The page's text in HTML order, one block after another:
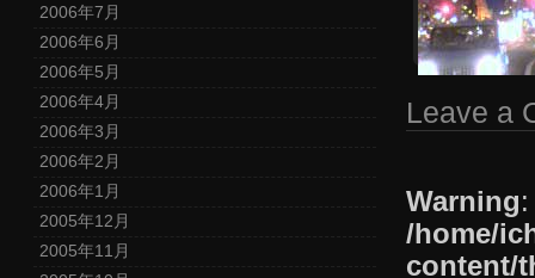
2006年7月
2006年6月
2006年5月
2006年4月
2006年3月
2006年2月
2006年1月
2005年12月
2005年11月
Leave a
Warning
/home/
content/